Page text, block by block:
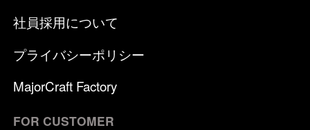
社員採用について
プライバシーポリシー
MajorCraft Factory
FOR CUSTOMER